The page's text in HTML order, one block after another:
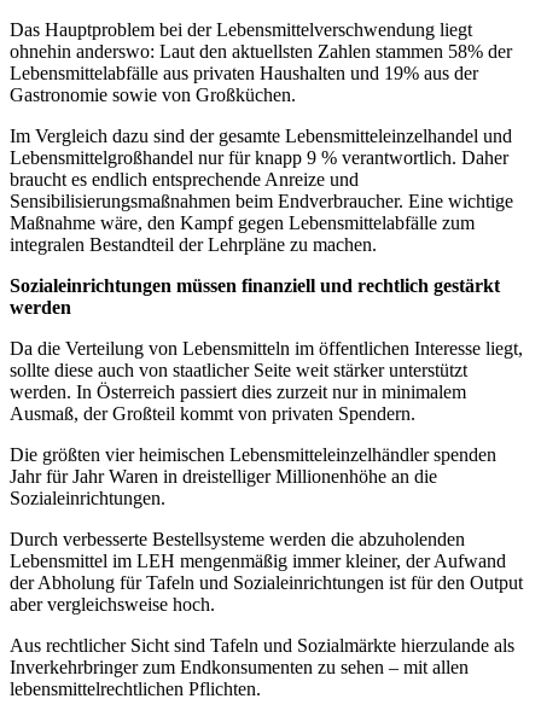
Das Hauptproblem bei der Lebensmittelverschwendung liegt
ohnehin anderswo: Laut den aktuellsten Zahlen stammen 58% der
Lebensmittelabfälle aus privaten Haushalten und 19% aus der
Gastronomie sowie von Großküchen.
Im Vergleich dazu sind der gesamte Lebensmitteleinzelhandel und
Lebensmittelgroßhandel nur für knapp 9 % verantwortlich. Daher
braucht es endlich entsprechende Anreize und
Sensibilisierungsmaßnahmen beim Endverbraucher. Eine wichtige
Maßnahme wäre, den Kampf gegen Lebensmittelabfälle zum
integralen Bestandteil der Lehrpläne zu machen.
Sozialeinrichtungen müssen finanziell und rechtlich gestärkt
werden
Da die Verteilung von Lebensmitteln im öffentlichen Interesse liegt,
sollte diese auch von staatlicher Seite weit stärker unterstützt
werden. In Österreich passiert dies zurzeit nur in minimalem
Ausmaß, der Großteil kommt von privaten Spendern.
Die größten vier heimischen Lebensmitteleinzelhändler spenden
Jahr für Jahr Waren in dreistelliger Millionenhöhe an die
Sozialeinrichtungen.
Durch verbesserte Bestellsysteme werden die abzuholenden
Lebensmittel im LEH mengenmäßig immer kleiner, der Aufwand
der Abholung für Tafeln und Sozialeinrichtungen ist für den Output
aber vergleichsweise hoch.
Aus rechtlicher Sicht sind Tafeln und Sozialmärkte hierzulande als
Inverkehrbringer zum Endkonsumenten zu sehen – mit allen
lebensmittelrechtlichen Pflichten.